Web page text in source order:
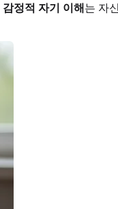
감정적 자기 이해 는 자